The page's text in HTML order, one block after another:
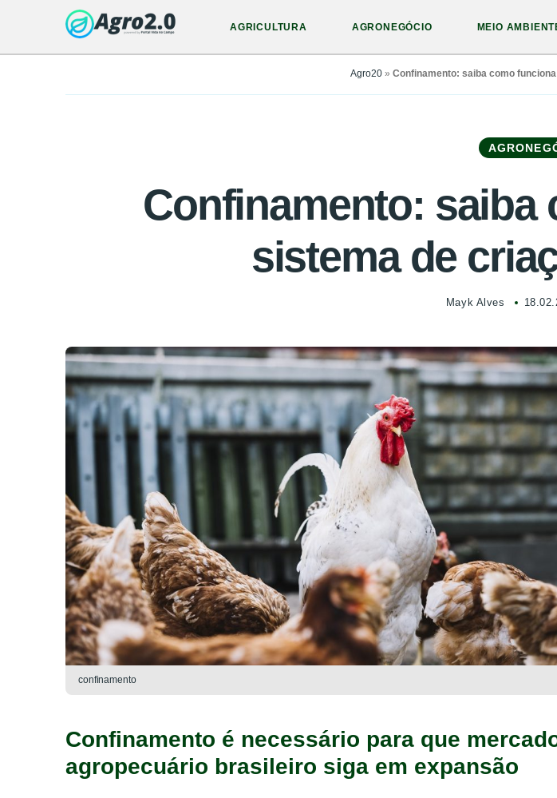
AGRICULTURA AGRONEGÓCIO MEIO
Agro20 » Confinamento: saiba como
Confinamento: saiba
sistema de
Mayk Alves
confinamento
Confinamento é necessário para que
agropecuário brasileiro siga em expansão